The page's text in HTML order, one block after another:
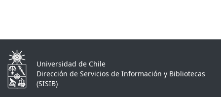
Universidad de Chile
Dirección de Servicios de Información y Bibliotecas
(SISIB)